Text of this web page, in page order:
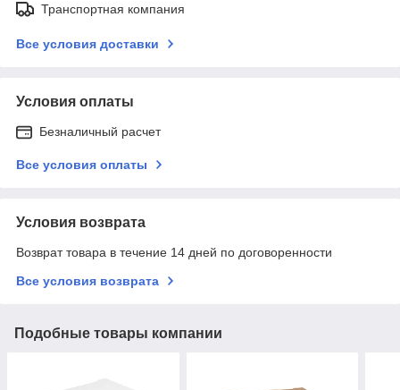
Транспортная компания
Все условия доставки
Условия оплаты
Безналичный расчет
Все условия оплаты
Условия возврата
Возврат товара в течение 14 дней по договоренности
Все условия возврата
Подобные товары компании